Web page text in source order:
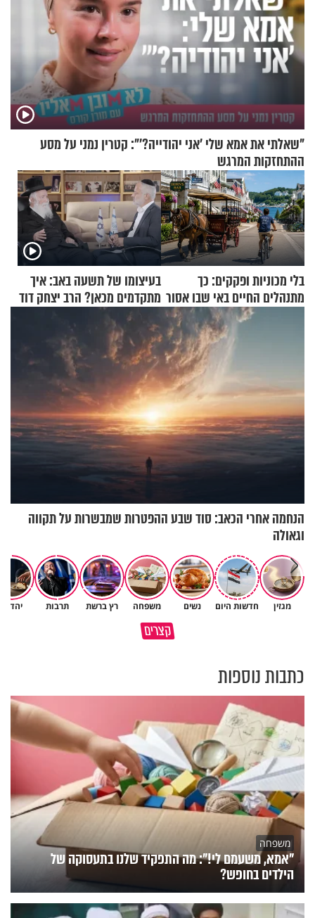
"שאלתי את אמא שלי 'אני יהודייה?'": קטרין נמני על מסע
ההתחזקות המרגש
בלי מכוניות ופקקים: כך
מתנהלים החיים באי שבו אסור
לנהוג כבר יותר מ-120 שנה
בעיצומו של תשעה באב: איך
מתקדמים מכאן? הרב יצחק דוד
גרוסמן בשיחה מיוחדת
הנחמה אחרי הכאב: סוד שבע ההפטרות שמבשרות על תקווה
וגאולה
מגזין חדשות היום נשים משפחה רץ ברשת תרבות יהדות
קצרים
מזמור כ׳ בתהילים - סגולה
במבט לאחור - האם התקופה
כתבות נוספות
משפחה
"אמא, משעמם לי!": מה התפקיד שלנו בתעסוקה של
הילדים בחופש?